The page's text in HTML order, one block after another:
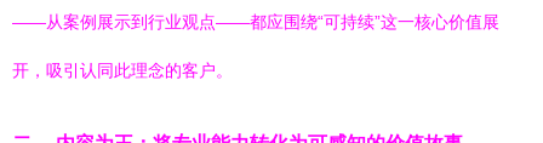
——从案例展示到行业观点——都应围绕“可持续”这一核心价值展
开，吸引认同此理念的客户。